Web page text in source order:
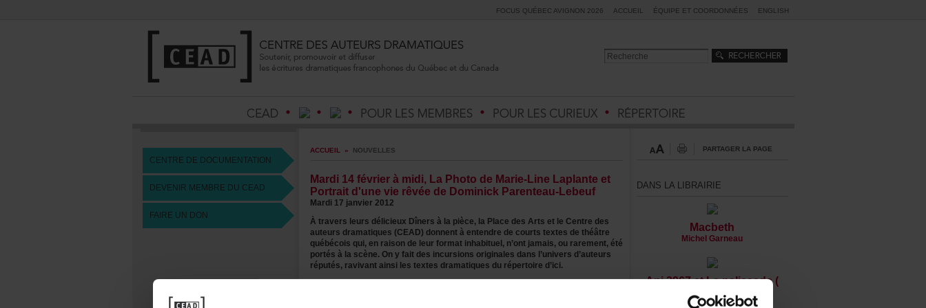
FOCUSQUÉBECAVIGNON2026 ACCUEIL ÉQUIPEETCOORDONNÉES ENGLISH
CENTREDEDOCUMENTATION
DEVENIRMEMBREDUCEAD
FAIREUNDON
ACCUEIL » NOUVELLES
Mardi14févrieràmidi,LaPhotodeMarie-LineLaplanteet
Portraitd'unevierêvéedeDominickParenteau-Lebeuf
Mardi17janvier2012
ÀtraversleursdélicieuxDînersàlapièce,laPlacedesArtsetleCentredes
auteursdramatiques(CEAD)donnentàentendredecourtstextesdethéâtre
québécoisqui,enraisondeleurformatinhabituel,n’ontjamais,ourarement,été
portésàlascène.Onyfaitdesincursionsoriginalesdansl’universd’auteurs
réputés,ravivantainsilestextesdramatiquesdurépertoired’ici.
PARTAGERLAPAGE
DANSLALIBRAIRIE
Macbeth
MichelGarneau
Api2967etLapalissade(
recueil)
RobertGurik